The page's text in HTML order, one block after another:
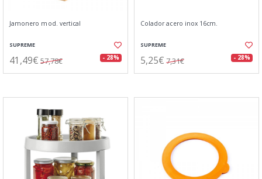
Jamonero mod. vertical
SUPREME
41,49€ 57,78€ - 28%
Colador acero inox 16cm.
SUPREME
5,25€ 7,31€ - 28%